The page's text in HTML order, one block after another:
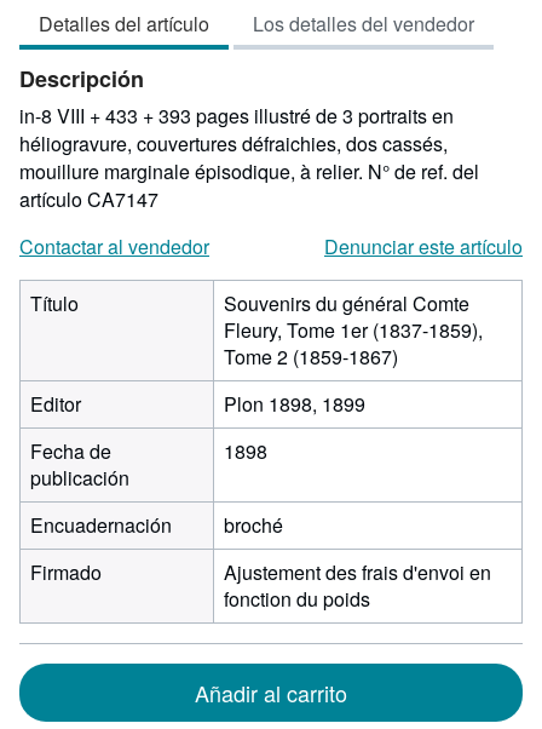
2
de
5
estrellas
Detalles del artículo Los detalles del vendedor
Descripción
in-8 VIII + 433 + 393 pages illustré de 3 portraits en
héliogravure, couvertures défraichies, dos cassés,
mouillure marginale épisodique, à relier. N° de ref. del
artículo CA7147
Contactar al vendedor
Denunciar este artículo
Título
Souvenirs du général Comte
Fleury, Tome 1er (1837-1859),
Tome 2 (1859-1867)
Editor
Plon 1898, 1899
Fecha de
publicación
1898
Encuadernación
broché
Firmado
Ajustement des frais d'envoi en
fonction du poids
Añadir al carrito